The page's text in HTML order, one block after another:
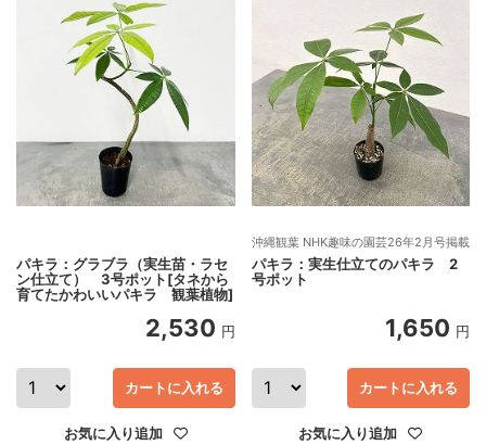
パキラ：グラブラ（実生苗・ラセ
ン仕立て） 3号ポット[タネから
育てたかわいいパキラ 観葉植物]
2,530 円
カートに入れる
お気に入り追加
沖縄観葉 NHK趣味の園芸26年2月号掲載
パキラ：実生仕立てのパキラ 2
号ポット
1,650 円
カートに入れる
お気に入り追加